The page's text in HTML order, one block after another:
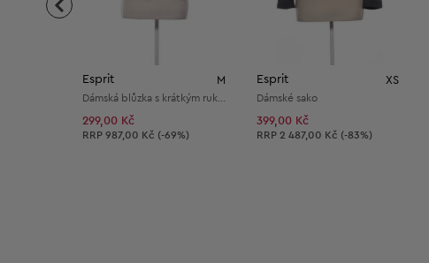
Esprit M
299,00 Kč
Doporučená cena:
RRP 987,00 Kč (-69%)
Esprit XS
Dámské sako
399,00 Kč
Doporučená cena:
RRP 2 487,00 Kč (-83%)